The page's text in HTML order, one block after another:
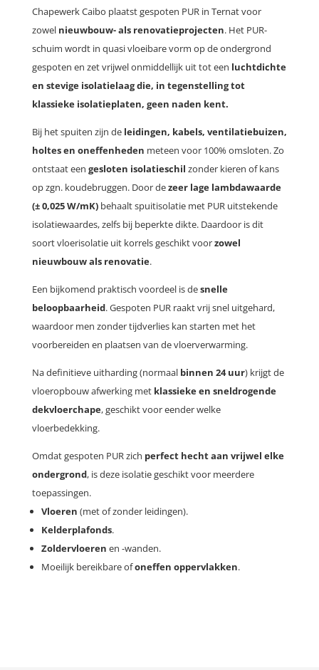
Chapewerk Caibo plaatst gespoten PUR in Ternat voor
zowel nieuwbouw- als renovatieprojecten. Het PUR-
schuim wordt in quasi vloeibare vorm op de ondergrond
gespoten en zet vrijwel onmiddellijk uit tot een luchtdichte
en stevige isolatielaag die, in tegenstelling tot
klassieke isolatieplaten, geen naden kent.
Bij het spuiten zijn de leidingen, kabels, ventilatiebuizen,
holtes en oneffenheden meteen voor 100% omsloten. Zo
ontstaat een gesloten isolatieschil zonder kieren of kans
op zgn. koudebruggen. Door dezeer lage lambdawaarde
(± 0,025 W/mK)behaalt spuitisolatie met PUR uitstekende
isolatiewaardes, zelfs bij beperkte dikte. Daardoor is dit
soort vloerisolatie uit korrels geschikt voorzowel
nieuwbouw als renovatie.
Een bijkomend praktisch voordeel is desnelle
beloopbaarheid. Gespoten PUR raakt vrij snel uitgehard,
waardoor men zonder tijdverlies kan starten met het
voorbereiden en plaatsen van de vloerverwarming.
Na definitieve uitharding (normaal binnen 24 uur) krijgt de
vloeropbouw afwerking met klassieke en sneldrogende
dekvloerchape, geschikt voor eender welke
vloerbedekking.
Omdat gespoten PUR zich perfect hecht aan vrijwel elke
ondergrond, is deze isolatie geschikt voor meerdere
toepassingen.
Vloeren (met of zonder leidingen).
Kelderplafonds.
Zoldervloeren en -wanden.
Moeilijk bereikbare ofoneffen oppervlakken.